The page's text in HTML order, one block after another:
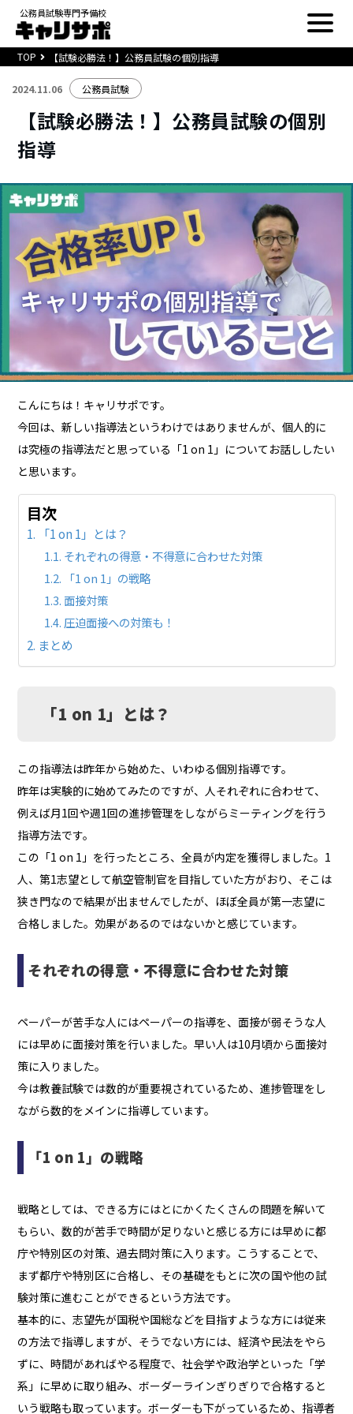
公務員試験専門予備校
TOP 【試験必勝法！】公務員試験の個別指導
2024.11.06 公務員試験
【試験必勝法！】公務員試験の個別
指導
こんにちは！キャリサポです。
今回は、新しい指導法というわけではありませんが、個人的に
は究極の指導法だと思っている「1 on 1」についてお話ししたい
と思います。
目次
「1 on 1」とは？
それぞれの得意・不得意に合わせた対策
「1 on 1」の戦略
面接対策
圧迫面接への対策も！
まとめ
「1 on 1」とは？
この指導法は昨年から始めた、いわゆる個別指導です。
昨年は実験的に始めてみたのですが、人それぞれに合わせて、
例えば月1回や週1回の進捗管理をしながらミーティングを行う
指導方法です。
この「1 on 1」を行ったところ、全員が内定を獲得しました。1
人、第1志望として航空管制官を目指していた方がおり、そこは
狭き門なので結果が出ませんでしたが、ほぼ全員が第一志望に
合格しました。効果があるのではないかと感じています。
それぞれの得意・不得意に合わせた対策
ペーパーが苦手な人にはペーパーの指導を、面接が弱そうな人
には早めに面接対策を行いました。早い人は10月頃から面接対
策に入りました。
今は教養試験では数的が重要視されているため、進捗管理をし
ながら数的をメインに指導しています。
「1 on 1」の戦略
戦略としては、できる方にはとにかくたくさんの問題を解いて
もらい、数的が苦手で時間が足りないと感じる方には早めに都
庁や特別区の対策、過去問対策に入ります。こうすることで、
まず都庁や特別区に合格し、その基礎をもとに次の国や他の試
験対策に進むことができるという方法です。
基本的に、志望先が国税や国総などを目指すような方には従来
の方法で指導しますが、そうでない方には、経済や民法をやら
ずに、時間があればやる程度で、社会学や政治学といった「学
系」に早めに取り組み、ボーダーラインぎりぎりで合格すると
いう戦略も取っています。ボーダーも下がっているため、指導者